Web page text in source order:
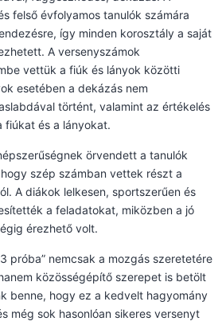
felső évfolyamos tanulók számára
így minden korosztály a saját
A versenyszámok
vettük a fiúk és lányok közötti
esetében a dekázás nem
történt, valamint az értékelés
fiúkat és a lányokat.
örvendett a tanulók
szép számban vettek részt a
A diákok lelkesen, sportszerűen és
a feladatokat, miközben a jó
érezhető volt.
próba” nemcsak a mozgás szeretetére
közösségépítő szerepet is betölt
benne, hogy ez a kedvelt hagyomány
még sok hasonlóan sikeres versenyt